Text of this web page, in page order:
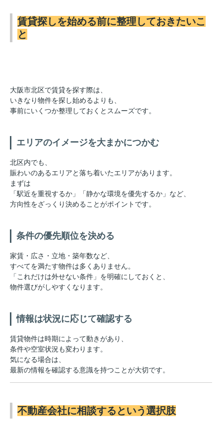
賃貸探しを始める前に整理しておきたいこ
と
大阪市北区で賃貸を探す際は、
いきなり物件を探し始めるよりも、
事前にいくつか整理しておくとスムーズです。
エリアのイメージを大まかにつかむ
北区内でも、
賑わいのあるエリアと落ち着いたエリアがあります。
まずは
「駅近を重視するか」「静かな環境を優先するか」など、
方向性をざっくり決めることがポイントです。
条件の優先順位を決める
家賃・広さ・立地・築年数など、
すべてを満たす物件は多くありません。
「これだけは外せない条件」を明確にしておくと、
物件選びがしやすくなります。
情報は状況に応じて確認する
賃貸物件は時期によって動きがあり、
条件や空室状況も変わります。
気になる場合は、
最新の情報を確認する意識を持つことが大切です。
不動産会社に相談するという選択肢